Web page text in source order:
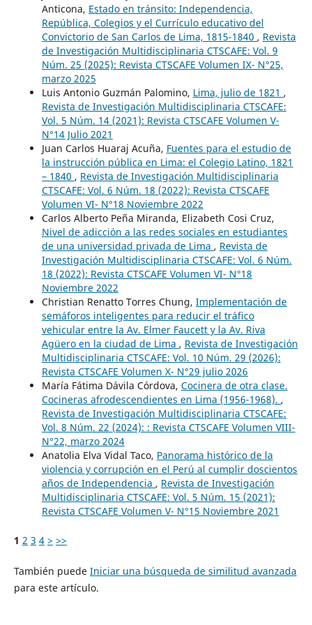
Anticona, Estado en tránsito: Independencia,
República, Colegios y el Currículo educativo del
Convictorio de San Carlos de Lima, 1815-1840 , Revista
de Investigación Multidisciplinaria CTSCAFE: Vol. 9
Núm. 25 (2025): Revista CTSCAFE Volumen IX- N°25,
marzo 2025
Luis Antonio Guzmán Palomino, Lima, julio de 1821 ,
Revista de Investigación Multidisciplinaria CTSCAFE:
Vol. 5 Núm. 14 (2021): Revista CTSCAFE Volumen V-
N°14 Julio 2021
Juan Carlos Huaraj Acuña, Fuentes para el estudio de
la instrucción pública en Lima: el Colegio Latino, 1821
– 1840 , Revista de Investigación Multidisciplinaria
CTSCAFE: Vol. 6 Núm. 18 (2022): Revista CTSCAFE
Volumen VI- N°18 Noviembre 2022
Carlos Alberto Peña Miranda, Elizabeth Cosi Cruz,
Nivel de adicción a las redes sociales en estudiantes
de una universidad privada de Lima , Revista de
Investigación Multidisciplinaria CTSCAFE: Vol. 6 Núm.
18 (2022): Revista CTSCAFE Volumen VI- N°18
Noviembre 2022
Christian Renatto Torres Chung, Implementación de
semáforos inteligentes para reducir el tráfico
vehicular entre la Av. Elmer Faucett y la Av. Riva
Agüero en la ciudad de Lima , Revista de Investigación
Multidisciplinaria CTSCAFE: Vol. 10 Núm. 29 (2026):
Revista CTSCAFE Volumen X- N°29 julio 2026
María Fátima Dávila Córdova, Cocinera de otra clase.
Cocineras afrodescendientes en Lima (1956-1968). ,
Revista de Investigación Multidisciplinaria CTSCAFE:
Vol. 8 Núm. 22 (2024): : Revista CTSCAFE Volumen VIII-
N°22, marzo 2024
Anatolia Elva Vidal Taco, Panorama histórico de la
violencia y corrupción en el Perú al cumplir doscientos
años de Independencia , Revista de Investigación
Multidisciplinaria CTSCAFE: Vol. 5 Núm. 15 (2021):
Revista CTSCAFE Volumen V- N°15 Noviembre 2021
1 2 3 4 > >>
También puede Iniciar una búsqueda de similitud avanzada
para este artículo.